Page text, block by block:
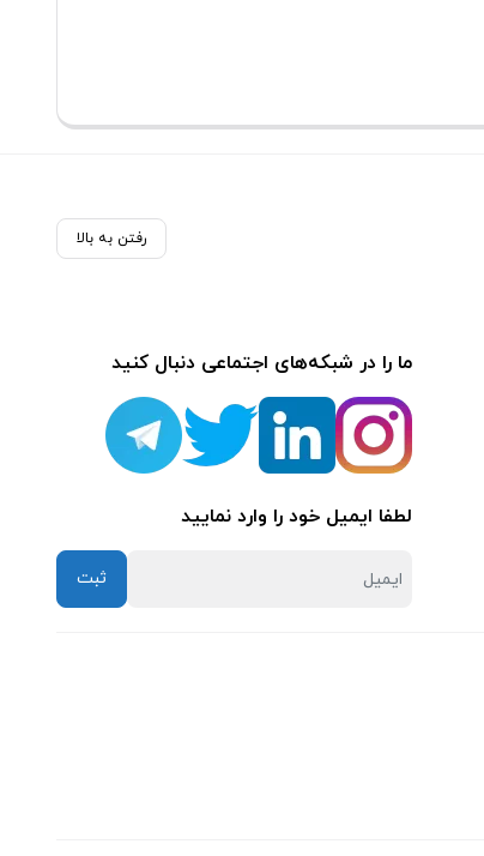
رفتن به بالا
ما را در شبکه‌های اجتماعی دنبال کنید
لطفا ایمیل خود را وارد نمایید